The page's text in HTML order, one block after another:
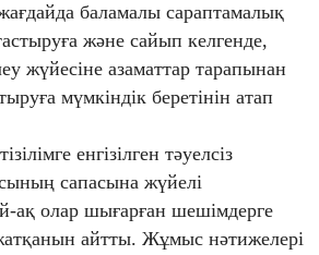
баламалы сараптамалық
және сайып келгенде,
жүйесіне азаматтар тарапынан
мүмкіндік беретінін атап
енгізілген тәуелсіз
сапасына жүйелі
ақ олар шығарған шешімдерге
жатқанын айтты. Жұмыс нәтижелері